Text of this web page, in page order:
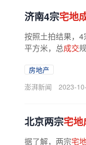
济南4宗宅地
按照土拍结果，
平方米，总成交
房地产
澎湃新闻
2023-
北京两宗宅
据了解，两宗宅